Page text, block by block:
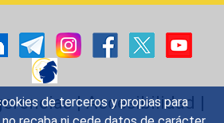
de terceros y propias para
|Accesibilidad |